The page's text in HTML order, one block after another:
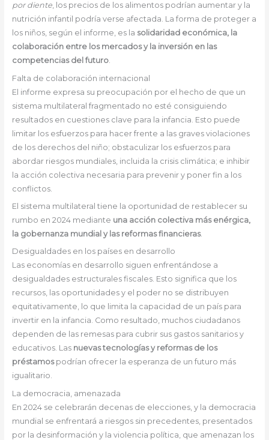
por diente, los precios de los alimentos podrían aumentar y la
nutrición infantil podría verse afectada. La forma de proteger a
los niños, según el informe, es la solidaridad económica, la
colaboración entre los mercados y la inversión en las
competencias del futuro.
Falta de colaboración internacional
El informe expresa su preocupación por el hecho de que un
sistema multilateral fragmentado no esté consiguiendo
resultados en cuestiones clave para la infancia. Esto puede
limitar los esfuerzos para hacer frente a las graves violaciones
de los derechos del niño; obstaculizar los esfuerzos para
abordar riesgos mundiales, incluida la crisis climática; e inhibir
la acción colectiva necesaria para prevenir y poner fin a los
conflictos.
El sistema multilateral tiene la oportunidad de restablecer su
rumbo en 2024 mediante una acción colectiva más enérgica,
la gobernanza mundial y las reformas financieras.
Desigualdades en los países en desarrollo
Las economías en desarrollo siguen enfrentándose a
desigualdades estructurales fiscales. Esto significa que los
recursos, las oportunidades y el poder no se distribuyen
equitativamente, lo que limita la capacidad de un país para
invertir en la infancia. Como resultado, muchos ciudadanos
dependen de las remesas para cubrir sus gastos sanitarios y
educativos. Las nuevas tecnologías y reformas de los
préstamospodrían ofrecer la esperanza de un futuro más
igualitario.
La democracia, amenazada
En 2024 se celebrarán decenas de elecciones, y la democracia
mundial se enfrentará a riesgos sin precedentes, presentados
por la desinformación y la violencia política, que amenazan los